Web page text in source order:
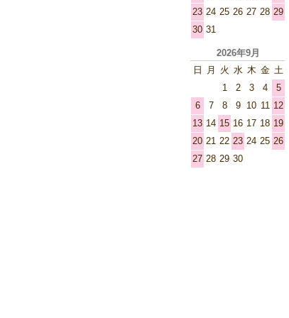
23 24 25 26 27 28 29
30 31
2026年9月
日
月 火 水 木 金 土
1
2 3 4
5
6
7 8 9 10 11 12
13 14 15 16 17 18 19
20 21 22 23 24 25 26
27 28 29 30